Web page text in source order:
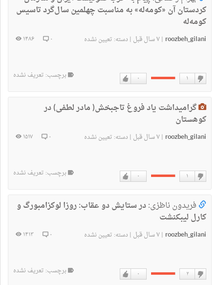
کردستان آن «کومه‌له» به ‌مناسبت چهلمین سال‌گرد تاسیس
کومه‌له
roozbeh_gilani
|۷ سال قبل | دسته: تعیین نشده ۰ ۱۴۸۶
۰ ۱ برچسب: تعریف نشده
گرامیداشت یاد فروغ تاجبخش( مادر لطفی) در
کوهستان
roozbeh_gilani
|۷ سال قبل | دسته: تعیین نشده ۰ ۱۵۱۷
۰ ۱
ندارم
برچسب: تعریف نشده
فریدون ناظزی:در ستایش دو عقاب: روزا لوکزامبورگ و
کارل لیبکنشت
roozbeh_gilani
|۷ سال قبل | دسته: تعیین نشده ۰ ۱۴۱۳
۰ ۲ برچسب: تعریف نشده